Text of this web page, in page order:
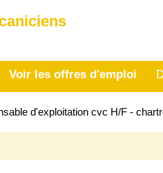
Voir les offres d'emploi
d'exploitation cvc H/F -